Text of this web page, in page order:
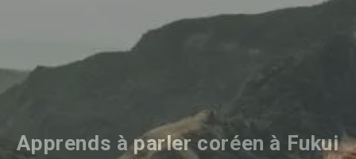
Apprends à parler coréen à Fukui